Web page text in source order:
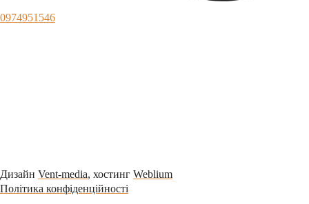
0974951546
Дизайн Vent-media, хостинг Weblium
Політика конфіденційності